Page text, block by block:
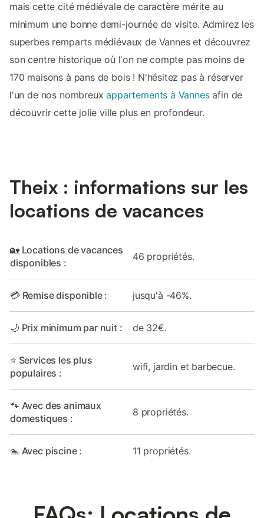
mais cette cité médiévale de caractère mérite au
minimum une bonne demi-journée de visite. Admirez les
superbes remparts médiévaux de Vannes et découvrez
son centre historique où l'on ne compte pas moins de
170 maisons à pans de bois ! N'hésitez pas à réserver
l'un de nos nombreuxappartements à Vannesafin de
découvrir cette jolie ville plus en profondeur.
Theix : informations sur les
locations de vacances
🏡 Locations de vacances
disponibles :
46 propriétés.
💳 Remise disponible : jusqu'à -46%.
🌙 Prix minimum par nuit : de 32€.
⭐ Services les plus
populaires :
wifi, jardin et barbecue.
🐾 Avec des animaux
domestiques :
8 propriétés.
🏊 Avec piscine : 11 propriétés.